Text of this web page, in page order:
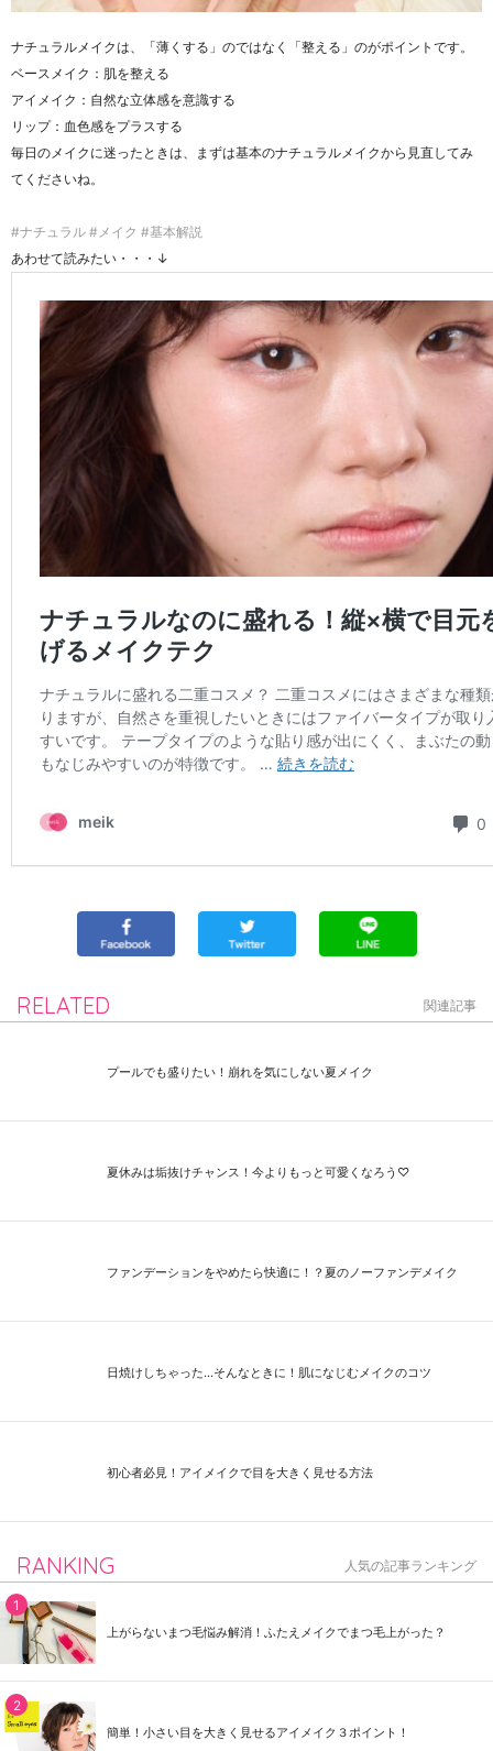
ナチュラルメイクは、「薄くする」のではなく「整える」のがポイントです。
ベースメイク：肌を整える
アイメイク：自然な立体感を意識する
リップ：血色感をプラスする
毎日のメイクに迷ったときは、まずは基本のナチュラルメイクから見直してみ
てくださいね。
#ナチュラル #メイク #基本解説
あわせて読みたい・・・↓
RELATED 関連記事
プールでも盛りたい！崩れを気にしない夏メイク
夏休みは垢抜けチャンス！今よりもっと可愛くなろう♡
ファンデーションをやめたら快適に！？夏のノーファンデメイク
日焼けしちゃった...そんなときに！肌になじむメイクのコツ
初心者必見！アイメイクで目を大きく見せる方法
RANKING 人気の記事ランキング
上がらないまつ毛悩み解消！ふたえメイクでまつ毛上がった？
簡単！小さい目を大きく見せるアイメイク３ポイント！